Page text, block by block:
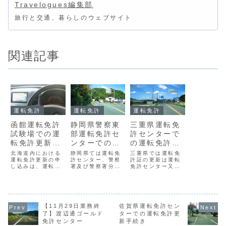
Travelogues編集部
旅行と交通、暮らしのウェブサイト
関連記事
運転免許
函館運転免許
試験場での運
転免許更新手
続き
北海道内における
運転免許更新の申
し込みは、運転免
住所地の警察署の
います。函館運転
免許試験場の運転
免許更新手続きの
運転免許
静岡県警察東
部運転免許セ
ンターでの運
転免許更新
（予約制）手
続き
静岡県ては運転免
許センター、警察
署及び警察署分庁
県警察東部運転免
転免許更新手続き
は次のとおりで
す。静岡県警察東
運転免許
三重県運転免
許センターで
の運転免許更
新手続き
三重県では運転免
許証の更新は運転
免許センター又は
す。また、幹部交
よる更新手続きも
一部で実施されて
います。三重県運
【11月29日業務終
了】渡辺通ゴールド
免許センター
佐賀県運転免許セン
ターでの運転免許更
新手続き